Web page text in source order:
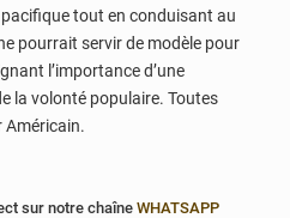
tout en conduisant au
pourrait servir de modèle pour
l’importance d’une
la volonté populaire. Toutes
Américain.
sur notre chaîne WHATSAPP